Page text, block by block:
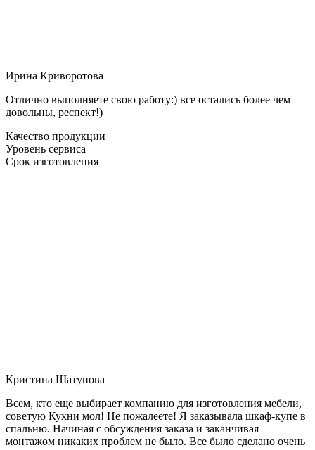
Ирина Криворотова
Отлично выполняете свою работу:) все остались более чем
довольны, респект!)
Качество продукции
Уровень сервиса
Срок изготовления
Кристина Шатунова
Всем, кто еще выбирает компанию для изготовления мебели,
советую Кухни мол! Не пожалеете! Я заказывала шкаф-купе в
спальню. Начиная с обсуждения заказа и заканчивая
монтажом никаких проблем не было. Все было сделано очень